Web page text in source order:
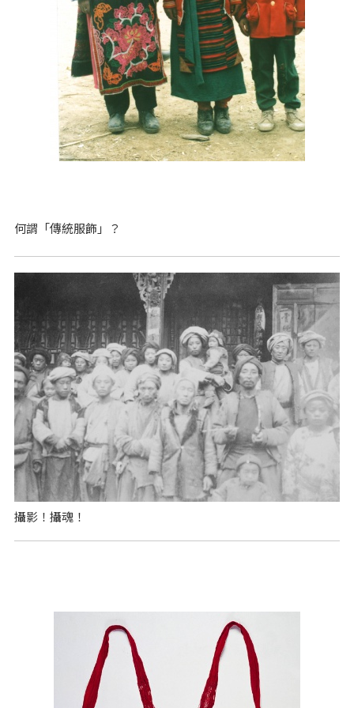
何謂「傳統服飾」？
攝影！攝魂！